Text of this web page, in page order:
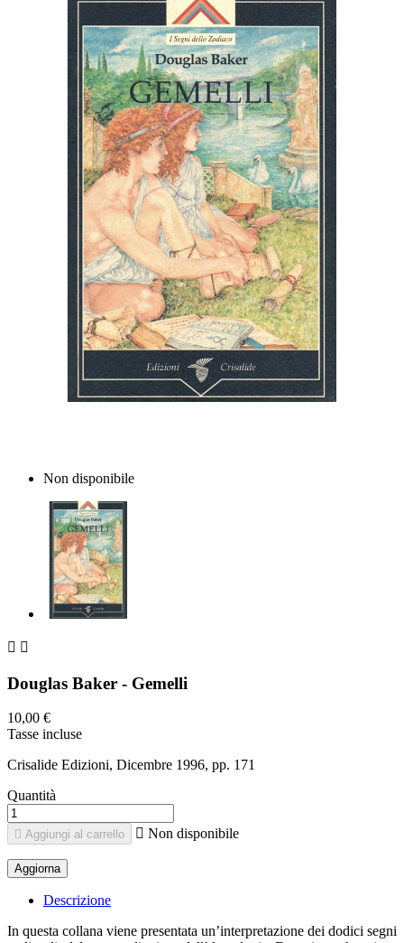
Non disponibile
 
Douglas Baker - Gemelli
10,00 €
Tasse incluse
Crisalide Edizioni, Dicembre 1996, pp. 171
Quantità
 Aggiungi al carrello  Non disponibile
Descrizione
In questa collana viene presentata un’interpretazione dei dodici segni